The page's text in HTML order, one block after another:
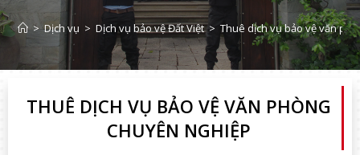
> Dịch vụ > Dịch vụ bảo vệ Đất Việt > Thuê dịch vụ bảo vệ văn
THUÊ DỊCH VỤ BẢO VỆ VĂN PHÒNG
CHUYÊN NGHIỆP